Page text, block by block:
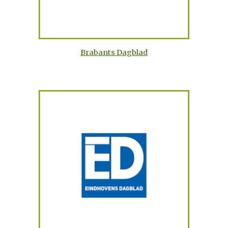
Brabants Dagblad